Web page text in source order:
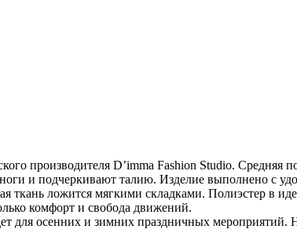
производителя D’imma Fashion Studio. Средняя
и подчеркивают талию. Изделие выполнено с
ложится мягкими складками. Полиэстер в
комфорт и свобода движений.
для осенних и зимних праздничных мероприятий.